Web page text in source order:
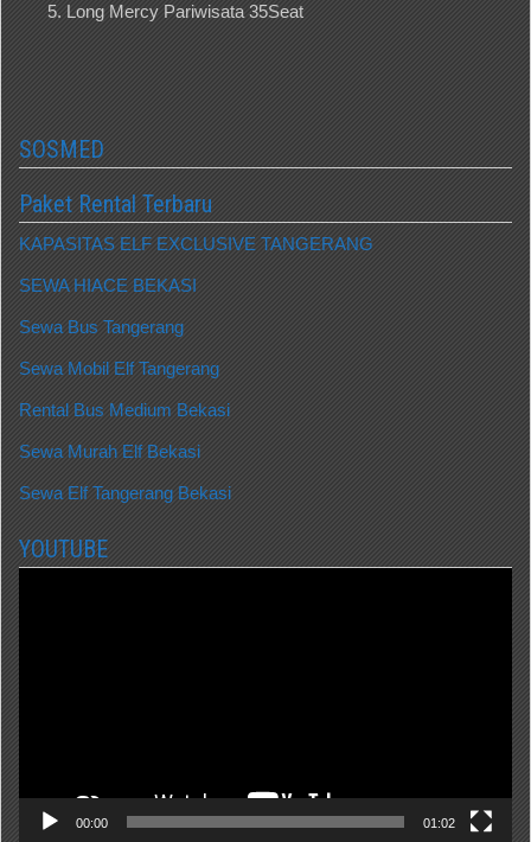
Long Mercy Pariwisata 35Seat
SOSMED
Paket Rental Terbaru
KAPASITAS ELF EXCLUSIVE TANGERANG
SEWA HIACE BEKASI
Sewa Bus Tangerang
Sewa Mobil Elf Tangerang
Rental Bus Medium Bekasi
Sewa Murah Elf Bekasi
Sewa Elf Tangerang Bekasi
YOUTUBE
00:00 01:02